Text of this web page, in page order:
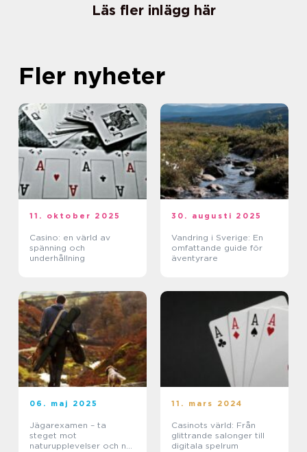
Läs fler inlägg här
Fler nyheter
11. oktober 2025
Casino: en värld av
spänning och
underhållning
30. augusti 2025
Vandring i Sverige: En
omfattande guide för
äventyrare
06. maj 2025
Jägarexamen – ta
steget mot
naturupplevelser och ny
11. mars 2024
Casinots värld: Från
glittrande salonger till
digitala spelrum